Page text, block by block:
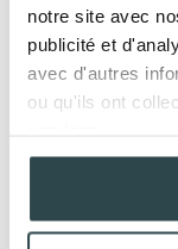
notre site avec
publicité et
avec d'autres
ou qu'ils ont